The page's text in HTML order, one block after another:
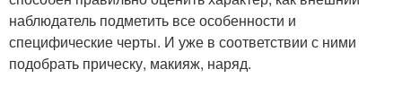
наблюдатель подметить все особенности и
специфические черты. И уже в соответствии с ними
подобрать прическу, макияж, наряд.